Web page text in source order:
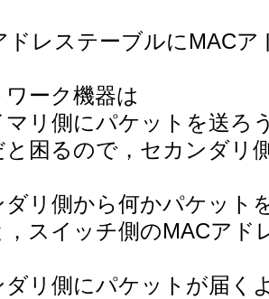
ドレステーブルにMAC
ーク機器は
マリ側にパケットを送ろ
と困るので，セカンダリ
ダリ側から何かパケット
，スイッチ側のMACアド
ダリ側にパケットが届く